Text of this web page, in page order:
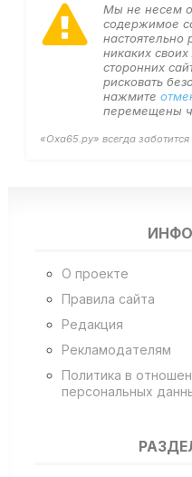
Мы не несем
содержимое
настоятельно
никаких
сторонних
рисковать
нажмите
перемещены
«Оха65.ру» всегда
О проекте
Правила сайта
Редакция
Рекламодателям
Политика в
персональных